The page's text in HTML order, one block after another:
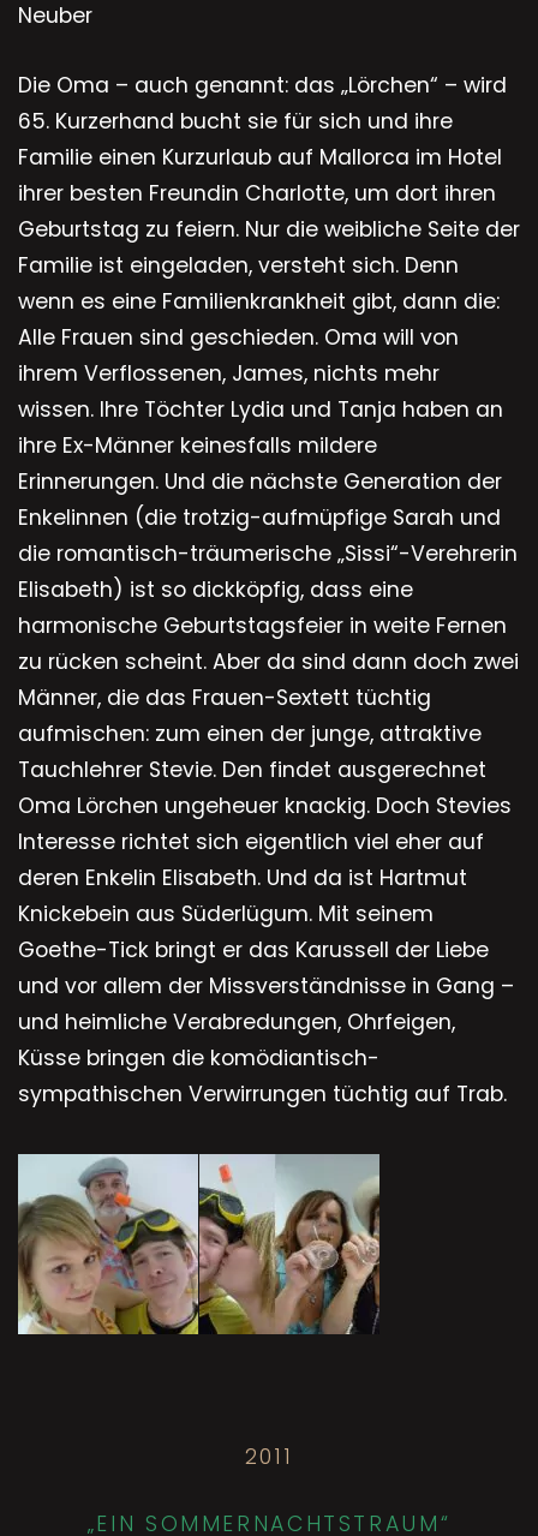
Neuber
Die Oma – auch genannt: das „Lörchen“ – wird
65. Kurzerhand bucht sie für sich und ihre
Familie einen Kurzurlaub auf Mallorca im Hotel
ihrer besten Freundin Charlotte, um dort ihren
Geburtstag zu feiern. Nur die weibliche Seite der
Familie ist eingeladen, versteht sich. Denn
wenn es eine Familienkrankheit gibt, dann die:
Alle Frauen sind geschieden. Oma will von
ihrem Verflossenen, James, nichts mehr
wissen. Ihre Töchter Lydia und Tanja haben an
ihre Ex-Männer keinesfalls mildere
Erinnerungen. Und die nächste Generation der
Enkelinnen (die trotzig-aufmüpfige Sarah und
die romantisch-träumerische „Sissi“-Verehrerin
Elisabeth) ist so dickköpfig, dass eine
harmonische Geburtstagsfeier in weite Fernen
zu rücken scheint. Aber da sind dann doch zwei
Männer, die das Frauen-Sextett tüchtig
aufmischen: zum einen der junge, attraktive
Tauchlehrer Stevie. Den findet ausgerechnet
Oma Lörchen ungeheuer knackig. Doch Stevies
Interesse richtet sich eigentlich viel eher auf
deren Enkelin Elisabeth. Und da ist Hartmut
Knickebein aus Süderlügum. Mit seinem
Goethe-Tick bringt er das Karussell der Liebe
und vor allem der Missverständnisse in Gang –
und heimliche Verabredungen, Ohrfeigen,
Küsse bringen die komödiantisch-
sympathischen Verwirrungen tüchtig auf Trab.
2011
„EIN SOMMERNACHTSTRAUM“